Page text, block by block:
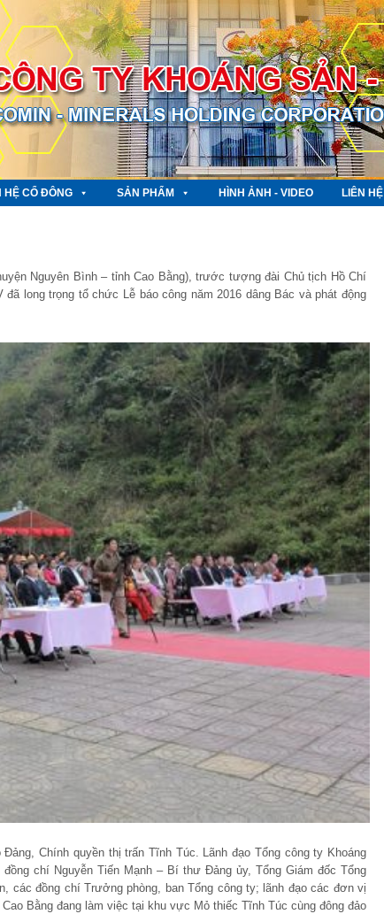
HỆ CỔ ĐÔNG SẢN PHẨM HÌNH ẢNH - VIDEO LIÊN HỆ
Nguyên Bình – tỉnh Cao Bằng), trước tượng đài Chủ tịch Hồ Chí
long trọng tổ chức Lễ báo công năm 2016 dâng Bác và phát động
Chính quyền thị trấn Tĩnh Túc. Lãnh đạo Tổng công ty Khoáng
chí Nguyễn Tiến Mạnh – Bí thư Đảng ủy, Tổng Giám đốc Tổng
các đồng chí Trưởng phòng, ban Tổng công ty; lãnh đạo các đơn vị
Bằng đang làm việc tại khu vực Mỏ thiếc Tĩnh Túc cùng đông đảo